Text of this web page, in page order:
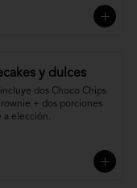
y dulces
dos Choco Chips
+ dos porciones
a elección.